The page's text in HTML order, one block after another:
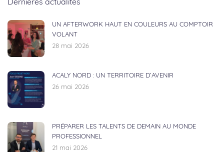
Dernières actualités
UN AFTERWORK HAUT EN COULEURS AU COMPTOIR
VOLANT
28 mai 2026
ACALY NORD : UN TERRITOIRE D’AVENIR
26 mai 2026
PRÉPARER LES TALENTS DE DEMAIN AU MONDE
PROFESSIONNEL
21 mai 2026